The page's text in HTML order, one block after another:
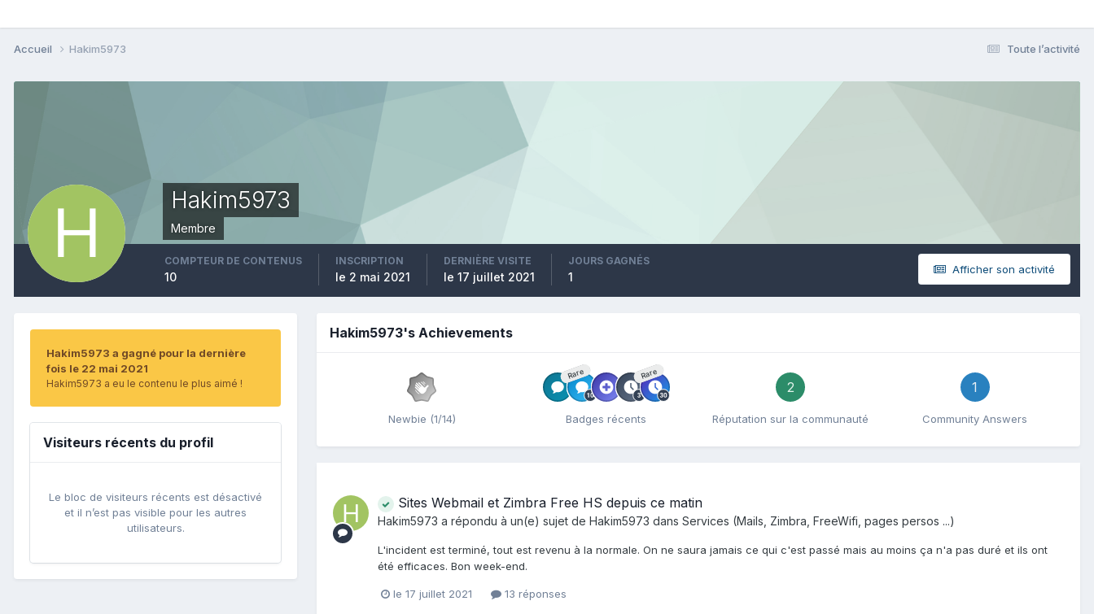
Toute l’activité
Accueil Hakim5973
Hakim5973
Membre
Afficher son activité
COMPTEUR DE CONTENUS
10
INSCRIPTION
le 2 mai 2021
DERNIÈRE VISITE
le 17 juillet 2021
JOURS GAGNÉS
1
Hakim5973 a gagné pour la dernière
fois le 22 mai 2021
Hakim5973 a eu le contenu le plus aimé !
Visiteurs récents du profil
Le bloc de visiteurs récents est désactivé
et il n’est pas visible pour les autres
utilisateurs.
Hakim5973's Achievements
Newbie (1/14)
Rare Rare
Badges récents
2
Réputation sur la communauté
1
Community Answers
Sites Webmail et Zimbra Free HS depuis ce matin
Hakim5973 a répondu à un(e) sujet de Hakim5973 dans Services (Mails, Zimbra, FreeWifi, pages persos ...)
L'incident est terminé, tout est revenu à la normale. On ne saura jamais ce qui c'est passé mais au moins ça n'a pas duré et ils ont
été efficaces. Bon week-end.
le 17 juillet 2021 13 réponses